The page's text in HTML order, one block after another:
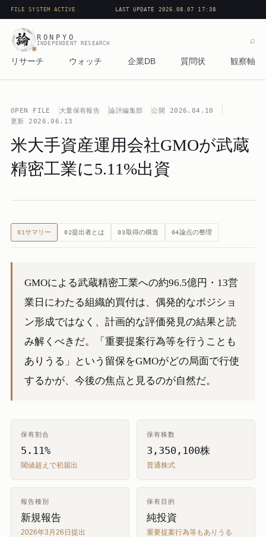
FILE SYSTEM ACTIVE LAST UPDATE 2026.08.07 17:38
RONPYO
INDEPENDENT RESEARCH
リサーチ ウォッチ 企業DB 質問状 観察軸
⌕
OPEN FILE 大量保有報告 論評編集部 公開
2026.04.10
更新 2026.06.13
米大手資産運用会社GMOが武蔵
精密工業に5.11%出資
01サマリー 02提出者とは 03取得の構造 04論点の整理
GMOによる武蔵精密工業への約96.5億円・13営
業日にわたる組織的買付は、偶発的なポジショ
ン形成ではなく、計画的な評価発見の結果と読
み解くべきだ。「重要提案行為等を行うことも
ありうる」という留保をGMOがどの局面で行使
するかが、今後の焦点と見るのが自然だ。
保有割合
5.11%
閾値超えで初届出
保有株数
3,350,100株
普通株式
報告種別
新規報告
2026年3月26日提出
保有目的
純投資
重要提案行為等もありうる